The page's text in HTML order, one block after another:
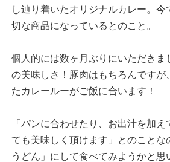
し辿り着いたオリジナルカレー。
切な商品になっているとのこと。
個人的には数ヶ月ぶりにいただき
の美味しさ！豚肉はもちろんですが
たカレールーがご飯に合います！
「パンに合わせたり、お出汁を加
ても美味しく頂けます」とのことな
うどん」にして食べてみようかと思